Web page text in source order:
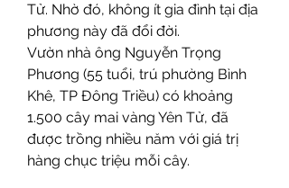
Tử. Nhờ đó, không ít gia đình tại địa
phương này đã đổi đời.
Vườn nhà ông Nguyễn Trọng
Phương (55 tuổi, trú phường Bình
Khê, TP Đông Triều) có khoảng
1.500 cây mai vàng Yên Tử, đã
được trồng nhiều năm với giá trị
hàng chục triệu mỗi cây.